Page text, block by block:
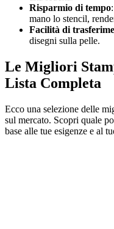
Risparmio di tempo
mano lo stencil,
Facilità di
disegni sulla pelle.
Le Migliori
Lista Completa
Ecco una selezione delle
sul mercato. Scopri quale
base alle tue esigenze e al